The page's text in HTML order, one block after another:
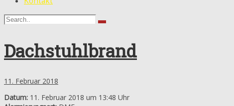
Dachstuhlbrand
11. Februar 2018
Datum: 11. Februar 2018 um 13:48 Uhr